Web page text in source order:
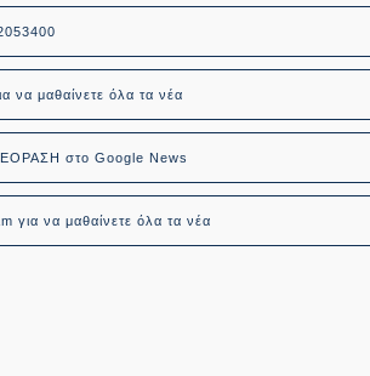
να μαθαίνετε όλα τα νέα
στο Google News
για να μαθαίνετε όλα τα νέα